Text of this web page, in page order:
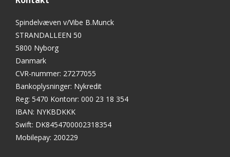
Spindelvæven v/Vibe B.Munck
STRANDALLEEN 50
5800 Nyborg
Danmark
CVR-nummer: 27277055
Bankoplysninger: Nykredit
Reg: 5470 Kontonr: 000 23 18 354
IBAN: NYKBDKKK
Swift: DK8454700002318354
Mobilepay: 200229